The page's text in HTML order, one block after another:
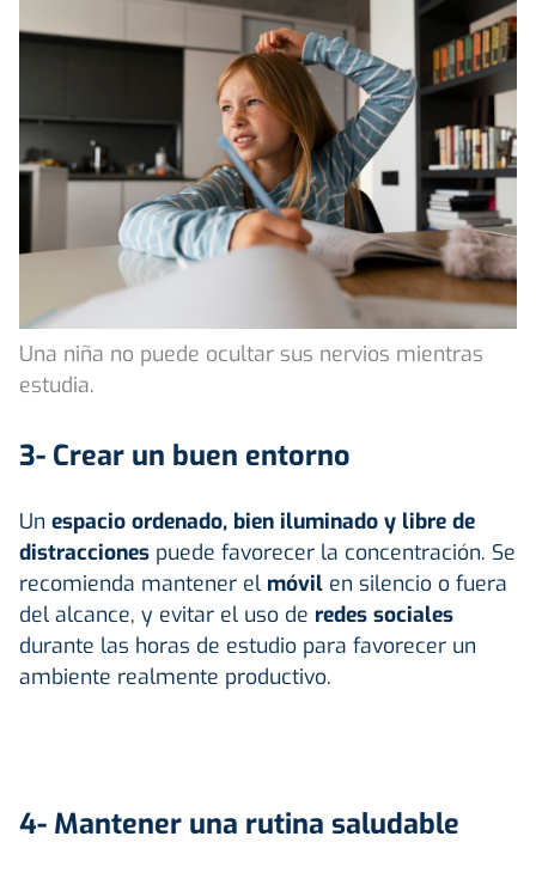
Una niña no puede ocultar sus nervios mientras
estudia.
3- Crear un buen entorno
Un espacio ordenado, bien iluminado y libre de
distracciones puede favorecer la concentración. Se
recomienda mantener el móvil en silencio o fuera
del alcance, y evitar el uso de redes sociales
durante las horas de estudio para favorecer un
ambiente realmente productivo.
4- Mantener una rutina saludable